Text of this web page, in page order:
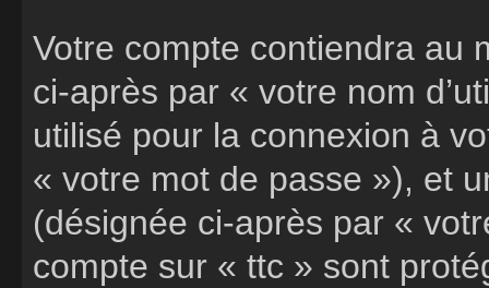
Votre compte contiendra au
ci-après par « votre nom
utilisé pour la connexion à
« votre mot de passe »), et
(désignée ci-après par «
compte sur « ttc » sont